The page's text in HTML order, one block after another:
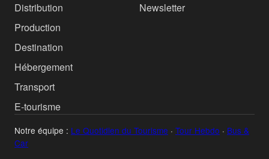
Distribution
Production
Destination
Hébergement
Transport
E-tourisme
Newsletter
Notre équipe : Le Quotidien du Tourisme · Tour Hebdo · Bus &
Car